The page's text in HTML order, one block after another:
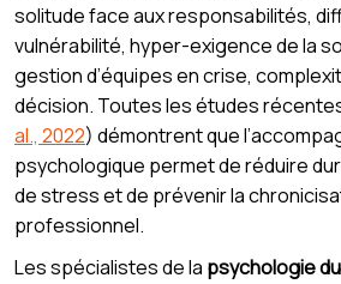
solitude face aux responsabilités,
vulnérabilité, hyper-exigence de la
gestion d’équipes en crise,
décision. Toutes les études
al., 2022) démontrent que
psychologique permet de réduire
de stress et de prévenir la
professionnel.
Les spécialistes de la psychologie